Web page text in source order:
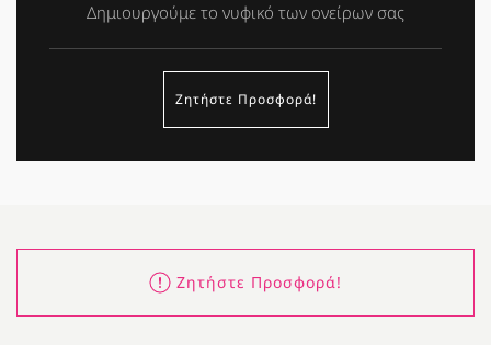
Δημιουργούμε το νυφικό των ονείρων σας
Ζητήστε Προσφορά!
Ζητήστε Προσφορά!